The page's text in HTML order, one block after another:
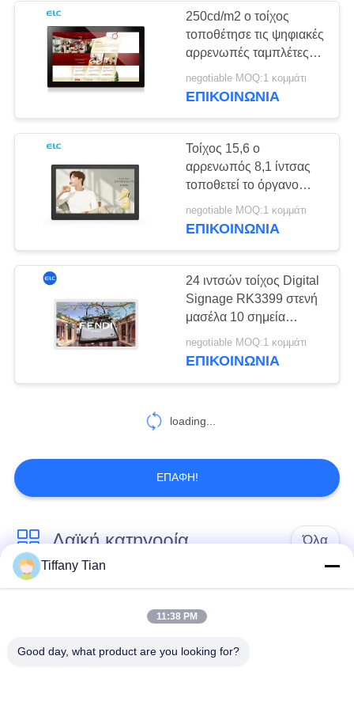
Δύο οθόνες
1
Ψηφιακά
ημερολόγια
Τραμπλέτο έξυπνου
6
εισόδου με το φως των
οδηγήσεων
250cd/m2 ο τοίχος
τοποθέτησε τις ψηφιακές
αρρενωπές ταμπλέτες
οθόνης αφής
συστημάτων
negotiable MOQ:1 κομμάτι
ΕΠΙΚΟΙΝΩΝΙΑ
Τοίχος 15,6 ο
αρρενωπός 8,1 ίντσας
τοποθετεί το όργανο
ελέγχου σημείου
εισόδου LCD επίδειξης
negotiable MOQ:1 κομμάτι
ΕΠΙΚΟΙΝΩΝΙΑ
24 ιντσών τοίχος Digital
Signage RK3399 στενή
μασέλα 10 σημεία
χωρητική οθόνη αφής
negotiable MOQ:1 κομμάτι
ΕΠΙΚΟΙΝΩΝΙΑ
loading...
ΕΠΑΦΉ!
Λαϊκή κατηγορία Όλα
Λύσεις οθόνης
εστιατορίων
Σημειώσεις οθόνης
Tiffany Tian
11:38 PM
Good day, what product are you looking for?